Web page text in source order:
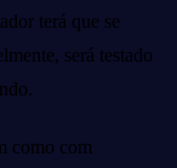
terá que se
será testado
como com